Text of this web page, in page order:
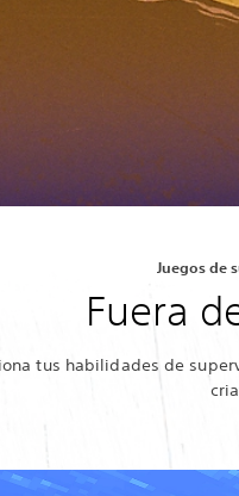
Juegos de
Fuera
tus habilidades de